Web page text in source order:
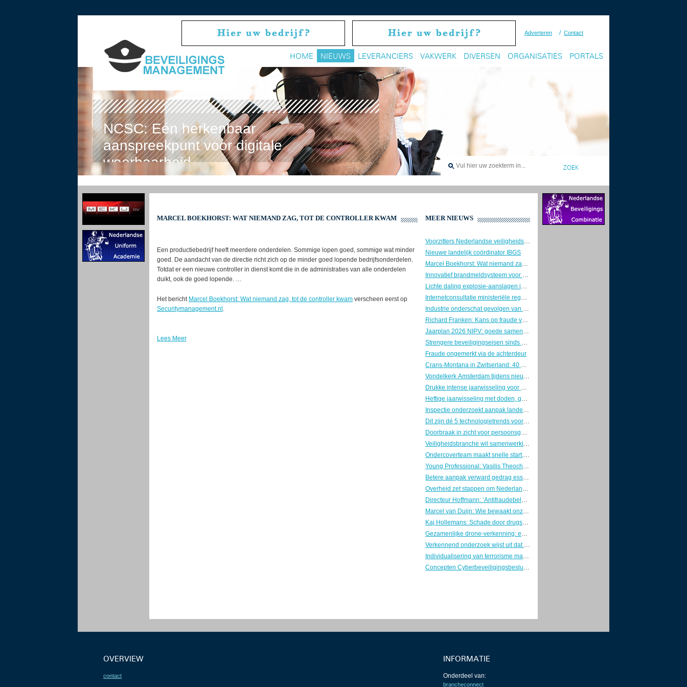
Adverteren / Contact
HOME NIEUWS LEVERANCIERS VAKWERK DIVERSEN ORGANISATIES PORTALS
NCSC: Eén herkenbaar
aanspreekpunt voor digitale
weerbaarheid
MARCEL BOEKHORST: WAT NIEMAND ZAG, TOT DE CONTROLLER KWAM
Een productiebedrijf heeft meerdere onderdelen. Sommige lopen goed, sommige wat minder
goed. De aandacht van de directie richt zich op de minder goed lopende bedrijfsonderdelen.
Totdat er een nieuwe controller in dienst komt die in de administraties van alle onderdelen
duikt, ook de goed lopende. …
Het bericht Marcel Boekhorst: Wat niemand zag, tot de controller kwam verscheen eerst op
Securitymanagement.nl .
Lees Meer
MEER NIEUWS
Voorzitters Nederlandse veiligheidswereld pleiten voor brede aanpak van nationale veiligheid
Nieuwe landelijk coördinator IBGS
Marcel Boekhorst: Wat niemand zag, tot de controller kwam
Innovatief brandmeldsysteem voor een oud theater
Lichte daling explosie-aanslagen in 2025, maar zorgen blijven groot
Internetconsultatie ministeriële regelingen cyberwetgeving gesloten
Industrie onderschat gevolgen van OT-cyberaanvallen
Richard Franken: Kans op fraude verklein je door goed leiderschap
Jaarplan 2026 NIPV: goede samenwerking is van doorslaggevend belang
Strengere beveiligingseisen sinds 1 januari: ABRO definitief door de ministerraad
Fraude ongemerkt via de achterdeur
Crans-Montana in Zwitserland: 40 doden en 115 gewonden na uitslaande brand in bar
Vondelkerk Amsterdam tijdens nieuwjaarsnacht zwaar beschadigd door grote brand.
Drukke intense jaarwisseling voor de brandweer
Heftige jaarwisseling met doden, geweld en maximale politie-inzet
Inspectie onderzoekt aanpak landelijke crises door Rijk en veiligheidsregio’s
Dit zijn dé 5 technologietrends voor de beveiligingssector in 2026
Doorbraak in zicht voor persoonsgebonden beveiligingspas
Veiligheidsbranche wil samenwerking met politie op agenda Kamerdebat
Ondercoverteam maakt snelle start, maar kampt met groeipijn
Young Professional: Vasilis Theocharis
Betere aanpak verward gedrag essentieel voor veiligheid en risicobeheersing
Overheid zet stappen om Nederland weerbaar te maken
Directeur Hoffmann: ‘Antifraudebeleid begint met preventie’
Marcel van Duijn: Wie bewaakt onze DigiD? Tijd voor een Minister van Digitale Zaken
Kaj Hollemans: Schade door drugsgebruik voorkomen met verstandige keuzes
Gezamenlijke drone-verkenning: eerste stap naar één geïntegreerd luchtruimbeeld
Verkennend onderzoek wijst uit dat Nederlanders hun telefoon en fietsaccu veilig opladen
Individualisering van terrorisme maakt dreiging onvoorspelbaarder
Concepten Cyberbeveiligingsbesluit en Besluit weerbaarheid kritieke entiteiten naar de RvS
OVERVIEW
contact
INFORMATIE
Onderdeel van:
brancheconnect